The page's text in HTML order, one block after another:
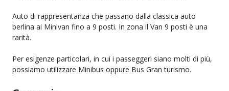
Auto di rappresentanza che passano dalla classica auto
berlina ai Minivan fino a 9 posti. In zona il Van 9 posti è una
rarità.
Per esigenze particolari, in cui i passeggeri siano molti di più,
possiamo utilizzare Minibus oppure Bus Gran turismo.